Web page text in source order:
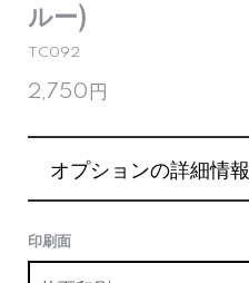
ルー)
TC092
2,750円
オプションの詳細情報
印刷面